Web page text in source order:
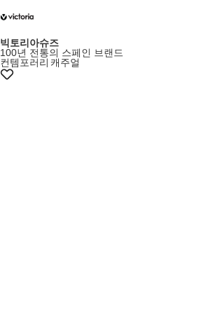
빅토리아슈즈
100년 전통의 스페인 브랜드
컨템포러리 캐주얼